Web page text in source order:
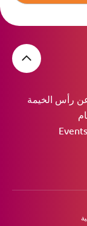
رأس الخيمة